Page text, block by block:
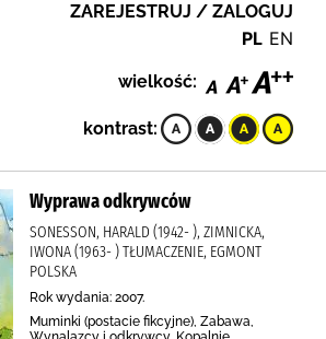
ZAREJESTRUJ / ZALOGUJ
PL EN
wielkość:
kontrast:
Wyprawa odkrywców
SONESSON, HARALD (1942- ), ZIMNICKA,
IWONA (1963- ) TŁUMACZENIE, EGMONT
POLSKA
Rok wydania: 2007.
Muminki (postacie fikcyjne), Zabawa,